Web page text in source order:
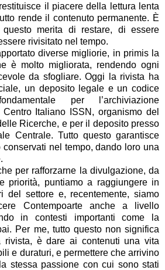
il piacere della lettura lenta
rende il contenuto permanente. È
merita di restare, di essere
rivisitato nel tempo.
diverse migliorie, in primis la
è molto migliorata, rendendo ogni
da sfogliare. Oggi la rivista ha
un deposito legale e un codice
per l’archiviazione
Italiano ISSN, organismo del
Ricerche, e per il deposito presso
Centrale. Tutto questo garantisce
nel tempo, dando loro una
per rafforzarne la divulgazione, da
priorità, puntiamo a raggiungere in
del settore e, recentemente, siamo
Contempoarte anche a livello
in contesti importanti come la
Per me, tutto questo non significa
rivista, è dare ai contenuti una vita
e duraturi, e permettere che arrivino
stessa passione con cui sono stati